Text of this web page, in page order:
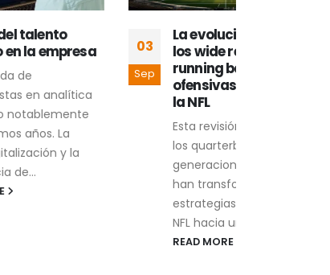
03
La evolución y roles de
los wide receivers y
running backs en las
ofensivas modernas de
la NFL
Esta revisión analiza cómo
generacionales desde 1999
han transformado las
estrategias ofensivas en la
NFL hacia un mayor...